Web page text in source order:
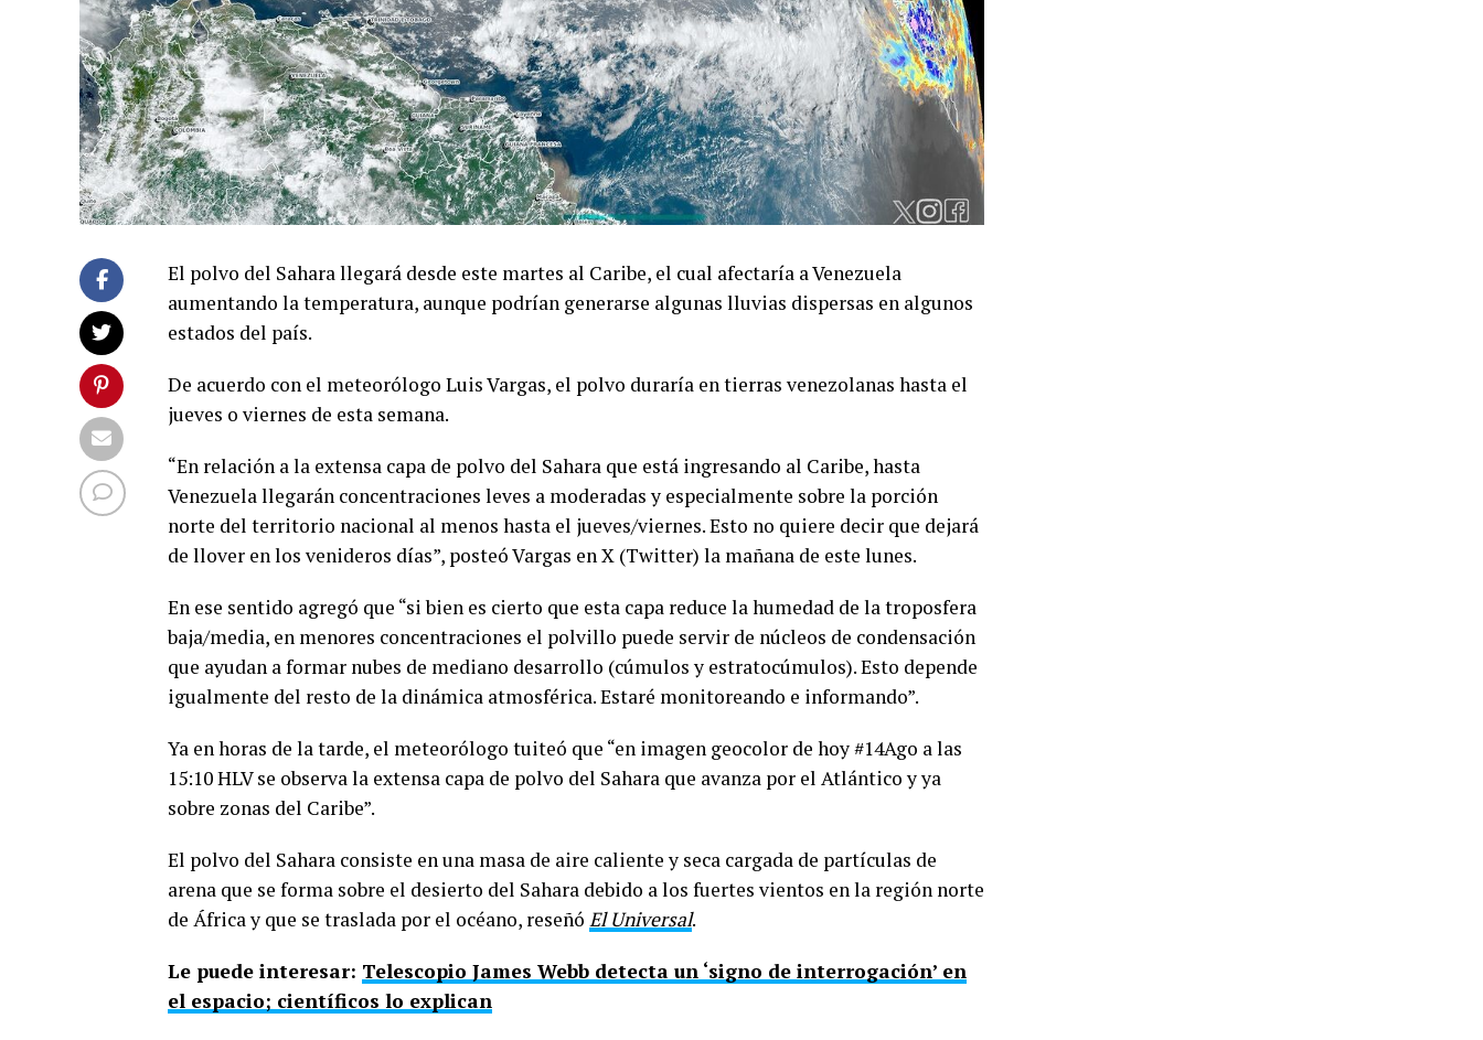
El polvo del Sahara llegará desde este martes al Caribe, el cual afectaría a Venezuela
aumentando la temperatura, aunque podrían generarse algunas lluvias dispersas en algunos
estados del país.
De acuerdo con el meteorólogo Luis Vargas, el polvo duraría en tierras venezolanas hasta el
jueves o viernes de esta semana.
“En relación a la extensa capa de polvo del Sahara que está ingresando al Caribe, hasta
Venezuela llegarán concentraciones leves a moderadas y especialmente sobre la porción
norte del territorio nacional al menos hasta el jueves/viernes. Esto no quiere decir que dejará
de llover en los venideros días”, posteó Vargas en X (Twitter) la mañana de este lunes.
En ese sentido agregó que “si bien es cierto que esta capa reduce la humedad de la troposfera
baja/media, en menores concentraciones el polvillo puede servir de núcleos de condensación
que ayudan a formar nubes de mediano desarrollo (cúmulos y estratocúmulos). Esto depende
igualmente del resto de la dinámica atmosférica. Estaré monitoreando e informando”.
Ya en horas de la tarde, el meteorólogo tuiteó que “en imagen geocolor de hoy #14Ago a las
15:10 HLV se observa la extensa capa de polvo del Sahara que avanza por el Atlántico y ya
sobre zonas del Caribe”.
El polvo del Sahara consiste en una masa de aire caliente y seca cargada de partículas de
arena que se forma sobre el desierto del Sahara debido a los fuertes vientos en la región norte
de África y que se traslada por el océano, reseñó El Universal.
Le puede interesar: Telescopio James Webb detecta un ‘signo de interrogación’ en
el espacio; científicos lo explican